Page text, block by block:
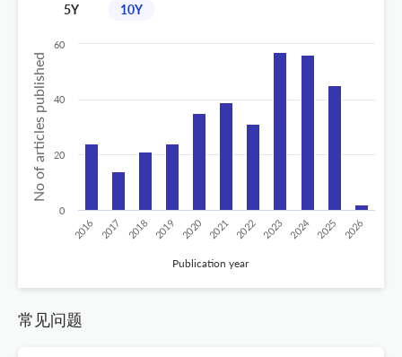
5Y 10Y
No of articles published
Publication year
2016 2017 2018 2019 2020 2021 2022 2023 2024 2025 2026
0
20
40
60
常见问题